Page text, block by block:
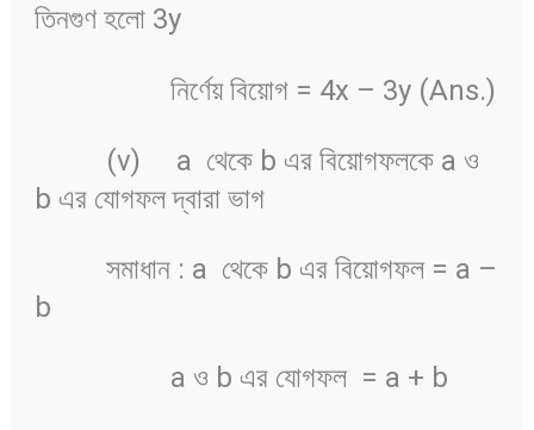
তিনগুণ হলো 3y
নির্ণেয় বিয়োগ = 4x – 3y (Ans.)
(v) a থেকে b এর বিয়োগফলকে a ও
b এর যোগফল দ্বারা ভাগ
সমাধান : a থেকে b এর বিয়োগফল = a –
b
a ও b এর যোগফল = a + b